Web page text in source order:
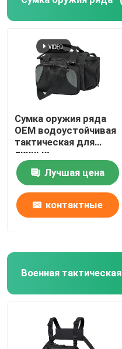
ВОДОУСТОЙЧИВЫЙ
Сумка оружия ряда
OEM водоустойчивая
тактическая для
личных
огнестрельных
оружий и серого
цвета боеприпасов
черного
Лучшая цена
контактные
Военная